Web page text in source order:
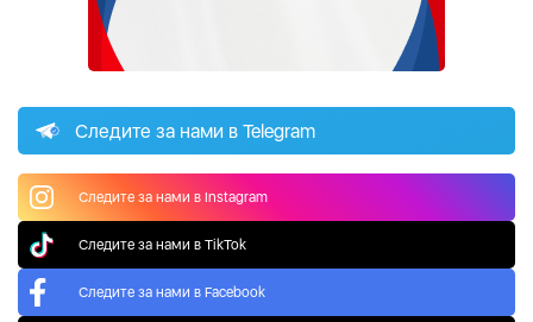
Следите за нами в Telegram
Следите за нами в Instagram
Следите за нами в TikTok
Следите за нами в Facebook